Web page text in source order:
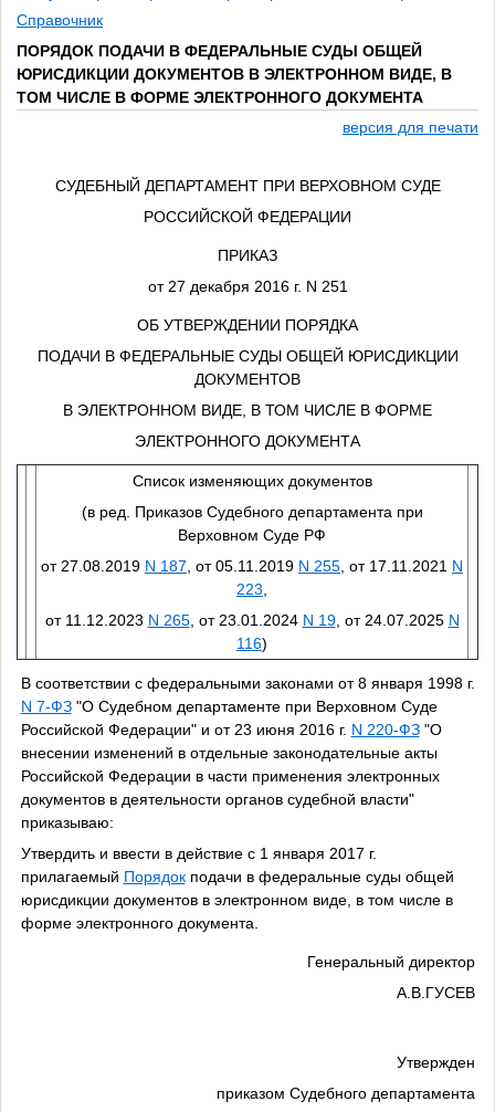
Справочник
ПОРЯДОК ПОДАЧИ В ФЕДЕРАЛЬНЫЕ СУДЫ ОБЩЕЙ
ЮРИСДИКЦИИ ДОКУМЕНТОВ В ЭЛЕКТРОННОМ ВИДЕ, В
ТОМ ЧИСЛЕ В ФОРМЕ ЭЛЕКТРОННОГО ДОКУМЕНТА
версия для печати
СУДЕБНЫЙ ДЕПАРТАМЕНТ ПРИ ВЕРХОВНОМ СУДЕ
РОССИЙСКОЙ ФЕДЕРАЦИИ
ПРИКАЗ
от 27 декабря 2016 г. N 251
ОБ УТВЕРЖДЕНИИ ПОРЯДКА
ПОДАЧИ В ФЕДЕРАЛЬНЫЕ СУДЫ ОБЩЕЙ ЮРИСДИКЦИИ
ДОКУМЕНТОВ
В ЭЛЕКТРОННОМ ВИДЕ, В ТОМ ЧИСЛЕ В ФОРМЕ
ЭЛЕКТРОННОГО ДОКУМЕНТА
Список изменяющих документов
(в ред. Приказов Судебного департамента при
Верховном Суде РФ
от 27.08.2019 N 187 , от 05.11.2019 N 255 , от 17.11.2021 N
223
от 11.12.2023 N 265, от 23.01.2024 N 19, от 24.07.2025 N
116)
В соответствии с федеральными законами от 8 января 1998 г.
N 7-ФЗ"О Судебном департаменте при Верховном Суде
Российской Федерации" и от 23 июня 2016 г. N 220-ФЗ"О
внесении изменений в отдельные законодательные акты
Российской Федерации в части применения электронных
документов в деятельности органов судебной власти"
приказываю:
Утвердить и ввести в действие с 1 января 2017 г.
прилагаемый Порядокподачи в федеральные суды общей
юрисдикции документов в электронном виде, в том числе в
форме электронного документа.
Генеральный директор
А.В.ГУСЕВ
Утвержден
приказом Судебного департамента